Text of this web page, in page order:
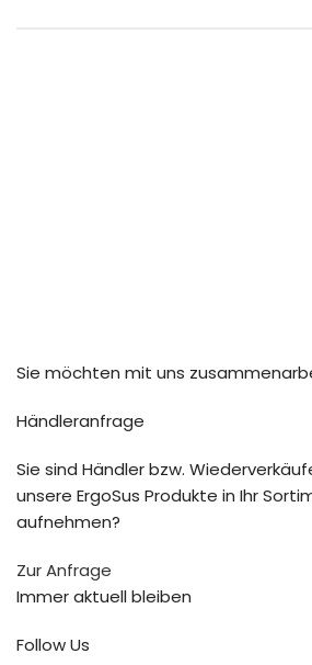
Sie möchten mit uns
Händleranfrage
Sie sind Händler bzw.
unsere ErgoSus Produkte in Ihr
aufnehmen?
Zur Anfrage
Immer aktuell bleiben
Follow Us